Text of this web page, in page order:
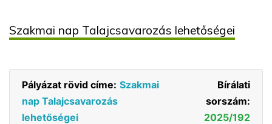
Szakmai nap Talajcsavarozás lehetőségei
Pályázat rövid címe: Szakmai
nap Talajcsavarozás
lehetőségei
Bírálati
sorszám:
2025/192